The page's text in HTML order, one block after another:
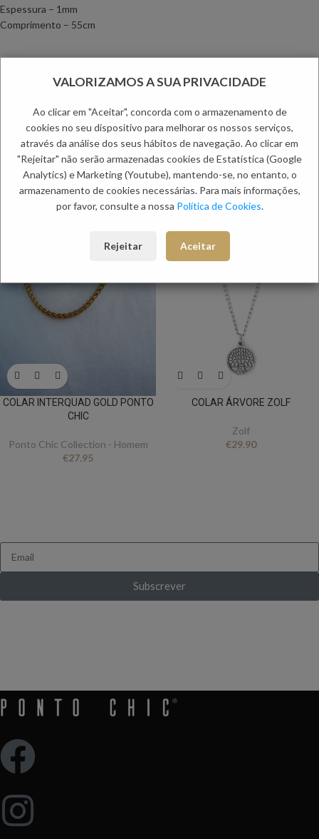
Espessura – 1mm
Comprimento – 55cm
Métodos de Pagamento
Categorias:Colares , Homem
PRODUTOS RELACIONADOS:
COLAR INTERQUAD GOLD PONTO
CHIC
Ponto Chic Collection - Homem
€27.95
COLAR ÁRVORE ZOLF
Zolf
€29.90
Subscrever
VALORIZAMOS A SUA PRIVACIDADE
Ao clicar em "Aceitar", concorda com o armazenamento de
cookies no seu dispositivo para melhorar os nossos serviços,
através da análise dos seus hábitos de navegação. Ao clicar em
"Rejeitar" não serão armazenadas cookies de Estatística (Google
Analytics) e Marketing (Youtube), mantendo-se, no entanto, o
armazenamento de cookies necessárias. Para mais informações,
por favor, consulte a nossa Política de Cookies.
Rejeitar Aceitar